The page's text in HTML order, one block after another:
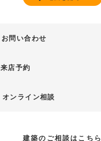
お問い合わせ
来店予約
オンライン相談
建築のご相談はこちら